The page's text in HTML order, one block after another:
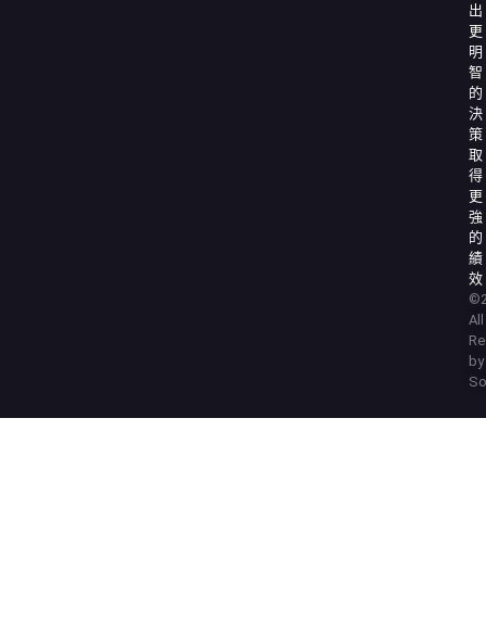
出
更
明
智
的
決
策
取
得
更
強
的
績
效